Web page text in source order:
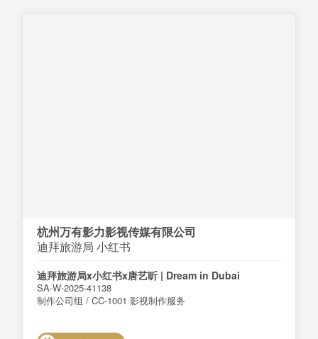
杭州万有影力影视传媒有限公司
迪拜旅游局 小红书
迪拜旅游局x小红书x唐艺昕 | Dream in Dubai
SA-W-2025-41138
制作公司组 / CC-1001 影视制作服务